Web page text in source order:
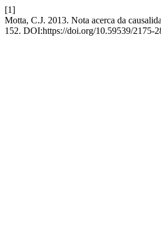
[1]
Motta, C.J. 2013. Nota acerca da
152. DOI:https://doi.org/10.59539/2175-